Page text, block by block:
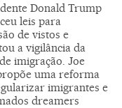
Donald Trump
leis para
de vistos e
a vigilância da
imigração. Joe
uma reforma
imigrantes e
dreamers